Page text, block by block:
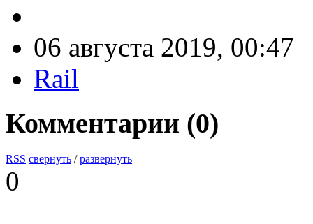
06 августа 2019, 00:47
Rail
Комментарии (0)
RSS свернуть /развернуть
0